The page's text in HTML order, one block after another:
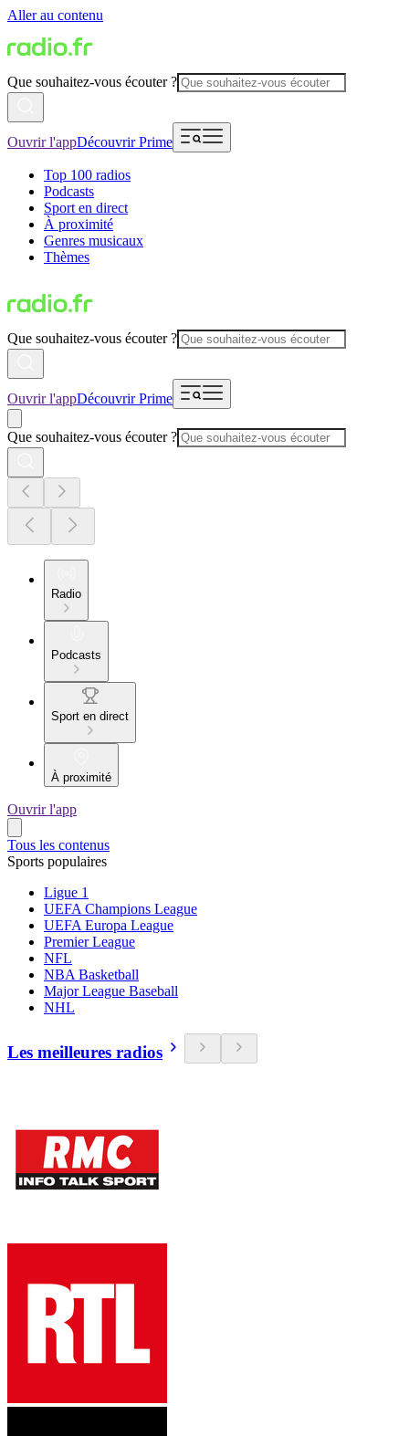
Aller au contenu
Que souhaitez-vous écouter ?
Ouvrir l'appDécouvrir Prime
Top 100 radios
Podcasts
Sport en direct
À proximité
Genres musicaux
Thèmes
Que souhaitez-vous écouter ?
Ouvrir l'appDécouvrir Prime
Que souhaitez-vous écouter ?
Radio
Podcasts
Sport en direct
À proximité
Ouvrir l'app
Tous les contenus
Sports populaires
Ligue 1
UEFA Champions League
UEFA Europa League
Premier League
NFL
NBA Basketball
Major League Baseball
NHL
Les meilleures radios